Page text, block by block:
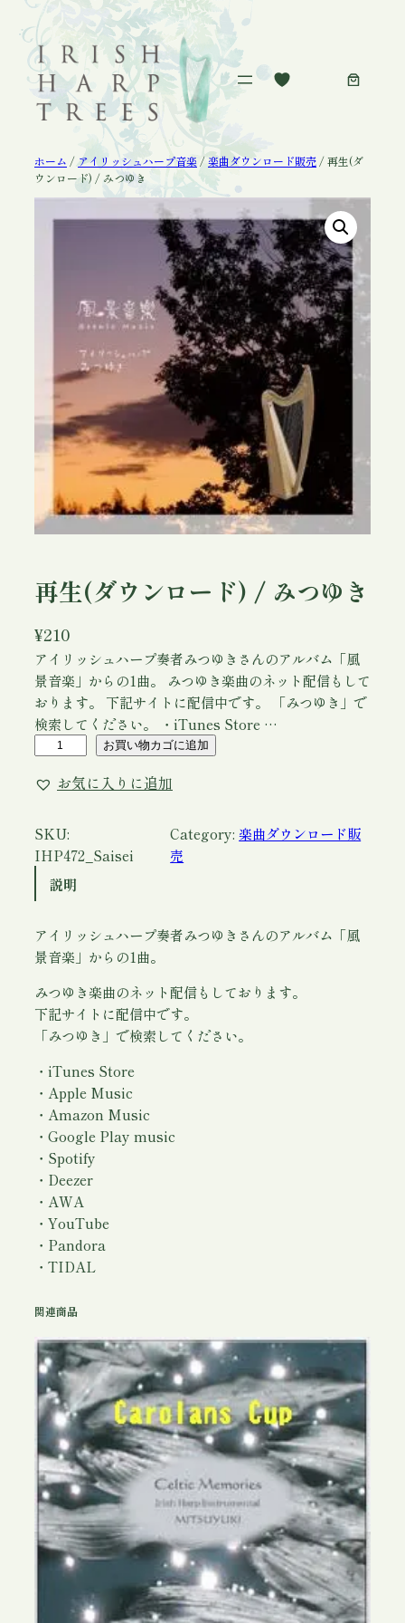
容
ホーム /アイリッシュハープ音楽 /楽曲ダウンロード販売 / 再生(ダ
ウンロード) / みつゆき
再生(ダウンロード) / みつゆき
¥210
アイリッシュハープ奏者みつゆきさんのアルバム「風
景音楽」からの1曲。 みつゆき楽曲のネット配信もして
おります。 下記サイトに配信中です。 「みつゆき」で
検索してください。 ・iTunes Store …
(
ウ
ン
ー
)
/
み
つ
ゆ
個
お買い物カゴに追加
お気に入りに追加
SKU:
IHP472_Saisei
Category:楽曲ダウンロード販
売
説明
アイリッシュハープ奏者みつゆきさんのアルバム「風
景音楽」からの1曲。
みつゆき楽曲のネット配信もしております。
下記サイトに配信中です。
「みつゆき」で検索してください。
・iTunes Store
・Apple Music
・Amazon Music
・Google Play music
・Spotify
・Deezer
・AWA
・YouTube
・Pandora
・TIDAL
関連商品